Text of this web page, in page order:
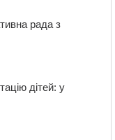
рада з
дітей: у